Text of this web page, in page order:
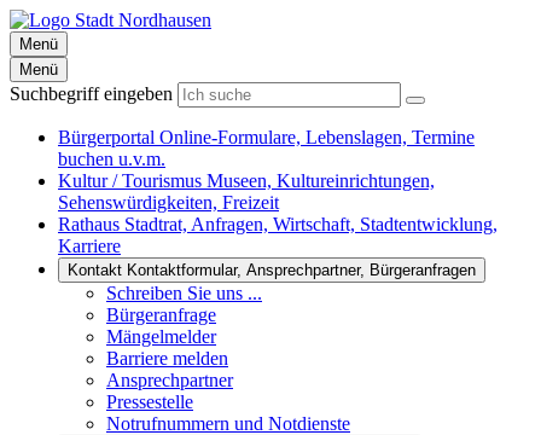
Menü
Menü
Suchbegriff eingeben
Bürgerportal Online-Formulare, Lebenslagen, Termine
buchen u.v.m.
Kultur / Tourismus Museen, Kultureinrichtungen,
Sehenswürdigkeiten, Freizeit
Rathaus Stadtrat, Anfragen, Wirtschaft, Stadtentwicklung,
Karriere
Kontakt Kontaktformular, Ansprechpartner, Bürgeranfragen
Schreiben Sie uns ...
Bürgeranfrage
Mängelmelder
Barriere melden
Ansprechpartner
Pressestelle
Notrufnummern und Notdienste